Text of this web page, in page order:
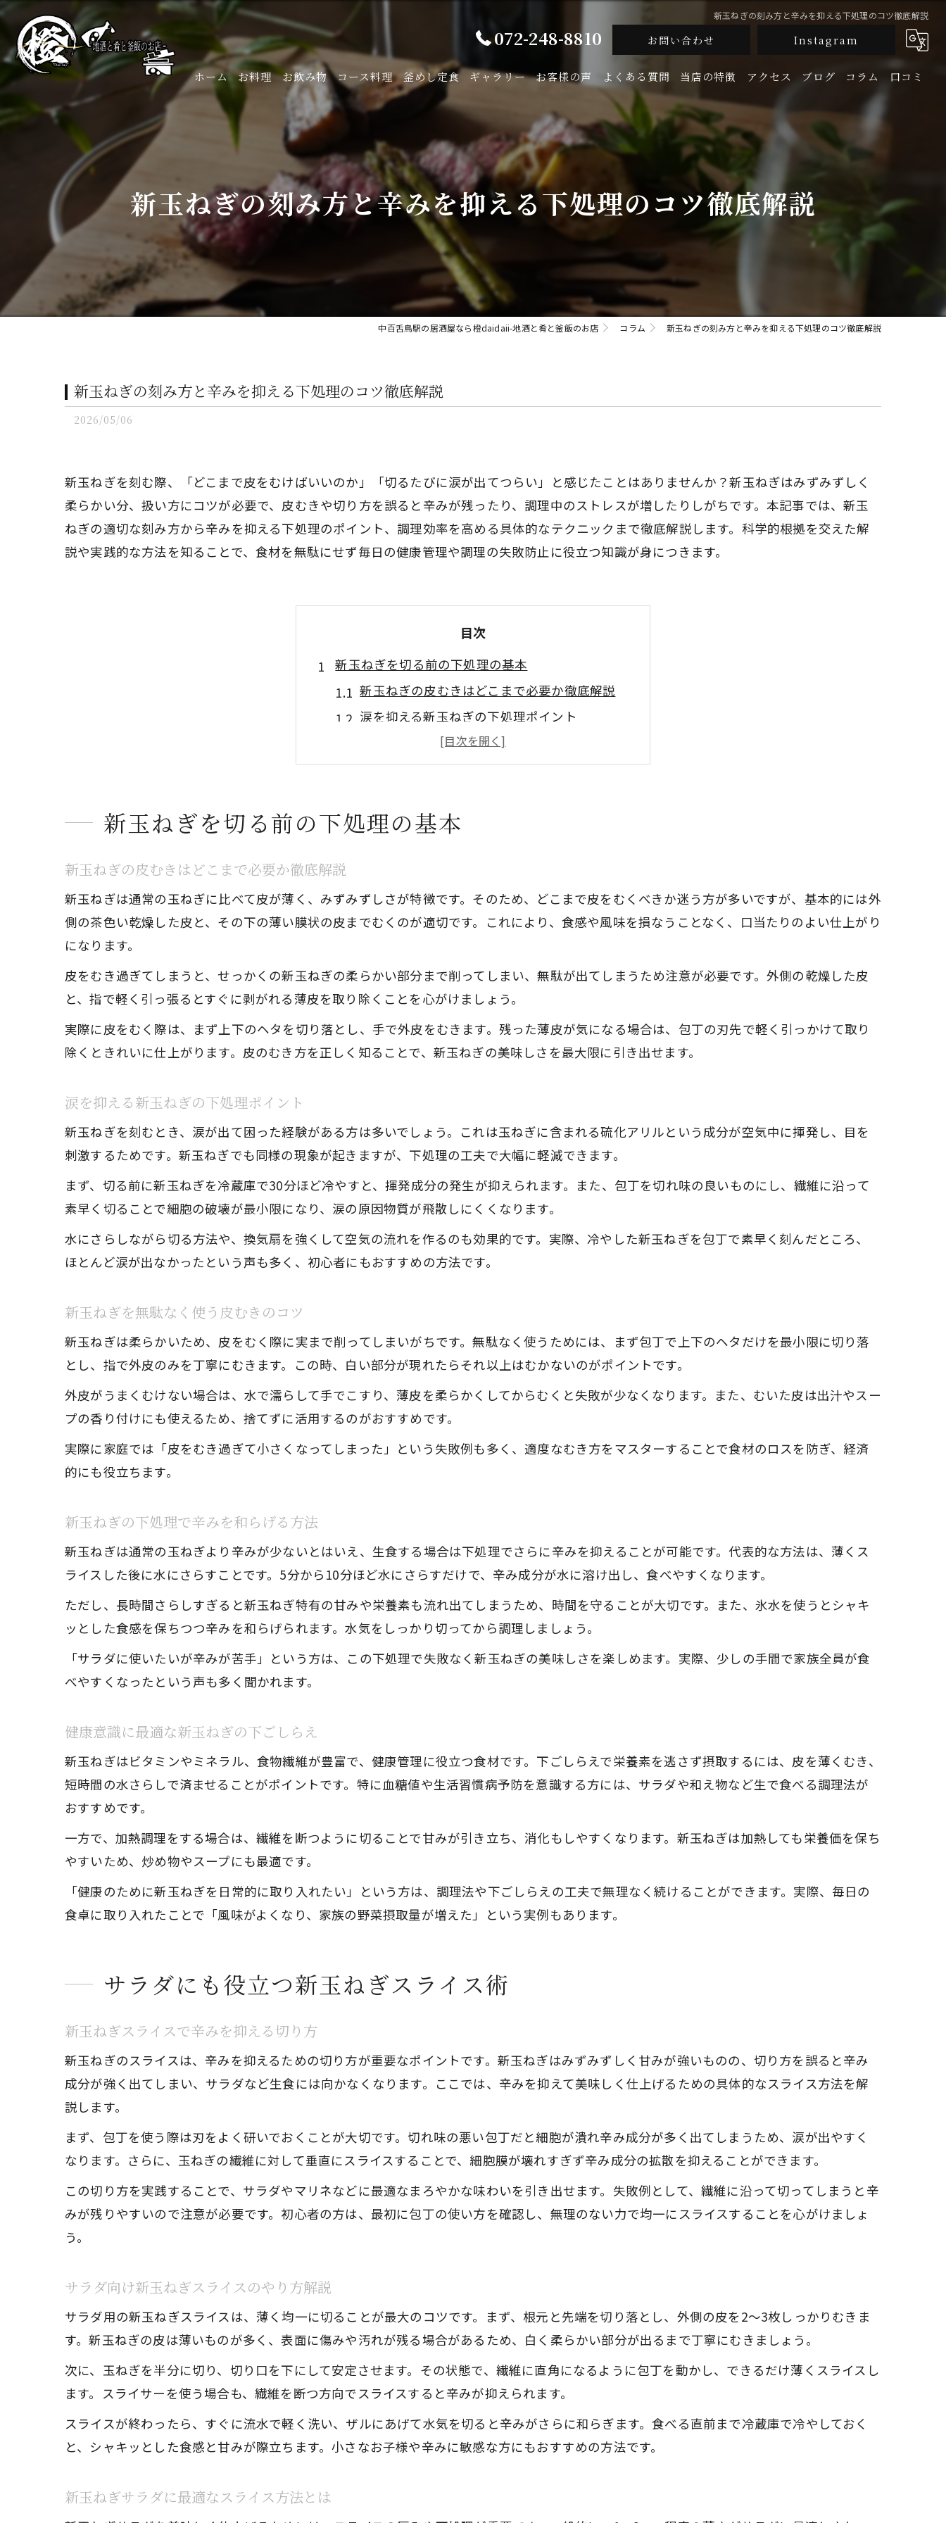
新玉ねぎの刻み方と辛みを抑える下処理のコツ徹底解説
072-248-8810 お問い合わせ Instagram
ホーム お料理 お飲み物 コース料理 釜めし定食 ギャラリー お客様の声 よくある質問 当店の特徴
釜飯
生牡蠣
鮮魚
地酒
アクセス ブログ コラム 口コミ
新玉ねぎの刻み方と辛みを抑える下処理のコツ徹底解説
中百舌鳥駅の居酒屋なら橙daidaii-地酒と肴と釜飯のお店 コラム 新玉ねぎの刻み方と辛みを抑える下処理のコツ徹底解説
新玉ねぎの刻み方と辛みを抑える下処理のコツ徹底解説
2026/05/06
新玉ねぎを刻む際、「どこまで皮をむけばいいのか」「切るたびに涙が出てつらい」と感じたことはありませんか？新玉ねぎはみずみずしく
柔らかい分、扱い方にコツが必要で、皮むきや切り方を誤ると辛みが残ったり、調理中のストレスが増したりしがちです。本記事では、新玉
ねぎの適切な刻み方から辛みを抑える下処理のポイント、調理効率を高める具体的なテクニックまで徹底解説します。科学的根拠を交えた解
説や実践的な方法を知ることで、食材を無駄にせず毎日の健康管理や調理の失敗防止に役立つ知識が身につきます。
目次
新玉ねぎを切る前の下処理の基本
新玉ねぎの皮むきはどこまで必要か徹底解説
涙を抑える新玉ねぎの下処理ポイント
新玉ねぎを無駄なく使う皮むきのコツ
新玉ねぎの下処理で辛みを和らげる方法
サラダにも役立つ新玉ねぎスライス術
新玉ねぎサラダに最適なスライス方法とは
新玉ねぎスライス 辛くない切り方の実践法
水に浸けると辛みが減る新玉ねぎの切り方
新玉ねぎの辛みを抑える水浸けのコツ
サラダに使う新玉ねぎは水に浸けるべきか
新玉ねぎスライスの辛さ軽減テクニック
スライサーを使った新玉ねぎの簡単カット法
新玉ねぎスライサーのやり方とコツ
辛くない新玉ねぎスライスのスライサー活用法
新玉ねぎスライス 向きで変わる食感の秘密
新玉ねぎを均一に切るスライサーの使い方
新玉ねぎスライサーで時短カットを実現
繊維に逆らう新玉ねぎの切り方と食感の違い
新玉ねぎの切り方で変わる辛みと栄養吸収
新玉ねぎを繊維に沿って切るテクニック
新玉ねぎの味と食感を引き出す切り分け方
一口大カットで新玉ねぎを無駄なく活用
新玉ねぎの一口大カットで調理効率アップ
一口大の新玉ねぎカットで見た目も美しく
新玉ねぎを切る前の下処理の基本
新玉ねぎの皮むきはどこまで必要か徹底解説
新玉ねぎは通常の玉ねぎに比べて皮が薄く、みずみずしさが特徴です。そのため、どこまで皮をむくべきか迷う方が多いですが、基本的には外
側の茶色い乾燥した皮と、その下の薄い膜状の皮までむくのが適切です。これにより、食感や風味を損なうことなく、口当たりのよい仕上がり
になります。
皮をむき過ぎてしまうと、せっかくの新玉ねぎの柔らかい部分まで削ってしまい、無駄が出てしまうため注意が必要です。外側の乾燥した皮
と、指で軽く引っ張るとすぐに剥がれる薄皮を取り除くことを心がけましょう。
実際に皮をむく際は、まず上下のヘタを切り落とし、手で外皮をむきます。残った薄皮が気になる場合は、包丁の刃先で軽く引っかけて取り
除くときれいに仕上がります。皮のむき方を正しく知ることで、新玉ねぎの美味しさを最大限に引き出せます。
涙を抑える新玉ねぎの下処理ポイント
新玉ねぎを刻むとき、涙が出て困った経験がある方は多いでしょう。これは玉ねぎに含まれる硫化アリルという成分が空気中に揮発し、目を
刺激するためです。新玉ねぎでも同様の現象が起きますが、下処理の工夫で大幅に軽減できます。
まず、切る前に新玉ねぎを冷蔵庫で30分ほど冷やすと、揮発成分の発生が抑えられます。また、包丁を切れ味の良いものにし、繊維に沿って
素早く切ることで細胞の破壊が最小限になり、涙の原因物質が飛散しにくくなります。
水にさらしながら切る方法や、換気扇を強くして空気の流れを作るのも効果的です。実際、冷やした新玉ねぎを包丁で素早く刻んだところ、
ほとんど涙が出なかったという声も多く、初心者にもおすすめの方法です。
新玉ねぎを無駄なく使う皮むきのコツ
新玉ねぎは柔らかいため、皮をむく際に実まで削ってしまいがちです。無駄なく使うためには、まず包丁で上下のヘタだけを最小限に切り落
とし、指で外皮のみを丁寧にむきます。この時、白い部分が現れたらそれ以上はむかないのがポイントです。
外皮がうまくむけない場合は、水で濡らして手でこすり、薄皮を柔らかくしてからむくと失敗が少なくなります。また、むいた皮は出汁やスー
プの香り付けにも使えるため、捨てずに活用するのがおすすめです。
実際に家庭では「皮をむき過ぎて小さくなってしまった」という失敗例も多く、適度なむき方をマスターすることで食材のロスを防ぎ、経済
的にも役立ちます。
新玉ねぎの下処理で辛みを和らげる方法
新玉ねぎは通常の玉ねぎより辛みが少ないとはいえ、生食する場合は下処理でさらに辛みを抑えることが可能です。代表的な方法は、薄くス
ライスした後に水にさらすことです。5分から10分ほど水にさらすだけで、辛み成分が水に溶け出し、食べやすくなります。
ただし、長時間さらしすぎると新玉ねぎ特有の甘みや栄養素も流れ出てしまうため、時間を守ることが大切です。また、氷水を使うとシャキ
ッとした食感を保ちつつ辛みを和らげられます。水気をしっかり切ってから調理しましょう。
「サラダに使いたいが辛みが苦手」という方は、この下処理で失敗なく新玉ねぎの美味しさを楽しめます。実際、少しの手間で家族全員が食
べやすくなったという声も多く聞かれます。
健康意識に最適な新玉ねぎの下ごしらえ
新玉ねぎはビタミンやミネラル、食物繊維が豊富で、健康管理に役立つ食材です。下ごしらえで栄養素を逃さず摂取するには、皮を薄くむき、
短時間の水さらしで済ませることがポイントです。特に血糖値や生活習慣病予防を意識する方には、サラダや和え物など生で食べる調理法が
おすすめです。
一方で、加熱調理をする場合は、繊維を断つように切ることで甘みが引き立ち、消化もしやすくなります。新玉ねぎは加熱しても栄養価を保ち
やすいため、炒め物やスープにも最適です。
「健康のために新玉ねぎを日常的に取り入れたい」という方は、調理法や下ごしらえの工夫で無理なく続けることができます。実際、毎日の
食卓に取り入れたことで「風味がよくなり、家族の野菜摂取量が増えた」という実例もあります。
サラダにも役立つ新玉ねぎスライス術
新玉ねぎスライスで辛みを抑える切り方
新玉ねぎのスライスは、辛みを抑えるための切り方が重要なポイントです。新玉ねぎはみずみずしく甘みが強いものの、切り方を誤ると辛み
成分が強く出てしまい、サラダなど生食には向かなくなります。ここでは、辛みを抑えて美味しく仕上げるための具体的なスライス方法を解
説します。
まず、包丁を使う際は刃をよく研いでおくことが大切です。切れ味の悪い包丁だと細胞が潰れ辛み成分が多く出てしまうため、涙が出やすく
なります。さらに、玉ねぎの繊維に対して垂直にスライスすることで、細胞膜が壊れすぎず辛み成分の拡散を抑えることができます。
この切り方を実践することで、サラダやマリネなどに最適なまろやかな味わいを引き出せます。失敗例として、繊維に沿って切ってしまうと辛
みが残りやすいので注意が必要です。初心者の方は、最初に包丁の使い方を確認し、無理のない力で均一にスライスすることを心がけましょ
う。
サラダ向け新玉ねぎスライスのやり方解説
サラダ用の新玉ねぎスライスは、薄く均一に切ることが最大のコツです。まず、根元と先端を切り落とし、外側の皮を2〜3枚しっかりむきま
す。新玉ねぎの皮は薄いものが多く、表面に傷みや汚れが残る場合があるため、白く柔らかい部分が出るまで丁寧にむきましょう。
次に、玉ねぎを半分に切り、切り口を下にして安定させます。その状態で、繊維に直角になるように包丁を動かし、できるだけ薄くスライスし
ます。スライサーを使う場合も、繊維を断つ方向でスライスすると辛みが抑えられます。
スライスが終わったら、すぐに流水で軽く洗い、ザルにあげて水気を切ると辛みがさらに和らぎます。食べる直前まで冷蔵庫で冷やしておく
と、シャキッとした食感と甘みが際立ちます。小さなお子様や辛みに敏感な方にもおすすめの方法です。
新玉ねぎサラダに最適なスライス方法とは